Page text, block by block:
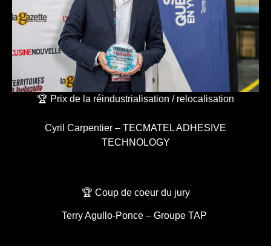
🏆 Prix de la réindustrialisation / relocalisation
Cyril Carpentier – TECMATEL ADHESIVE
TECHNOLOGY
🏆 Coup de coeur du jury
Terry Agullo-Ponce – Groupe TAP